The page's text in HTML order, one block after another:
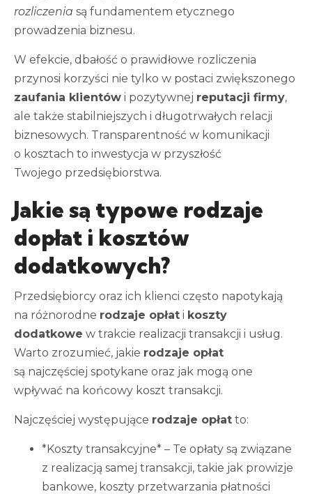
rozliczenia są fundamentem etycznego
prowadzenia biznesu.
W efekcie, dbałość o prawidłowe rozliczenia
przynosi korzyści nie tylko w postaci zwiększonego
zaufania klientów i pozytywnej reputacji firmy,
ale także stabilniejszych i długotrwałych relacji
biznesowych. Transparentność w komunikacji
o kosztach to inwestycja w przyszłość
Twojego przedsiębiorstwa.
Jakie są typowe rodzaje
dopłat i kosztów
dodatkowych?
Przedsiębiorcy oraz ich klienci często napotykają
na różnorodne rodzaje opłat i koszty
dodatkowe w trakcie realizacji transakcji i usług.
Warto zrozumieć, jakie rodzaje opłat
są najczęściej spotykane oraz jak mogą one
wpływać na końcowy koszt transakcji.
Najczęściej występujące rodzaje opłat to:
*Koszty transakcyjne* – Te opłaty są związane
z realizacją samej transakcji, takie jak prowizje
bankowe, koszty przetwarzania płatności